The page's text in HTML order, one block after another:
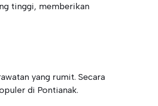
tinggi, memberikan
yang rumit. Secara
di Pontianak.